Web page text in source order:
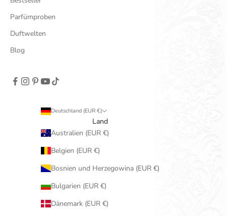
Parfümproben
Duftwelten
Blog
Deutschland (EUR €)
Land
Australien (EUR €)
Belgien (EUR €)
Bosnien und Herzegowina (EUR €)
Bulgarien (EUR €)
Dänemark (EUR €)